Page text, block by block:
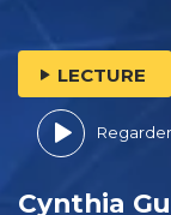
LECTURE
Cynthia